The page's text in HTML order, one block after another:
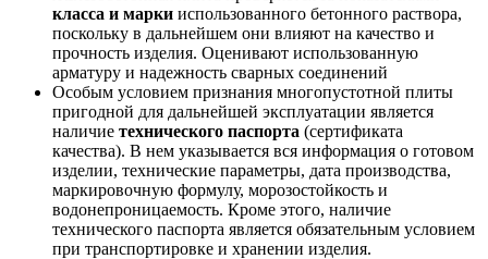
класса и марки использованного бетонного раствора,
поскольку в дальнейшем они влияют на качество и
прочность изделия. Оценивают использованную
арматуру и надежность сварных соединений
Особым условием признания многопустотной плиты
пригодной для дальнейшей эксплуатации является
наличие технического паспорта (сертификата
качества). В нем указывается вся информация о готовом
изделии, технические параметры, дата производства,
маркировочную формулу, морозостойкость и
водонепроницаемость. Кроме этого, наличие
технического паспорта является обязательным условием
при транспортировке и хранении изделия.